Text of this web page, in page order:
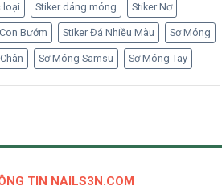
loại Stiker dáng móng Stiker Nơ
Bướm Stiker Đá Nhiều Màu Sơ Móng
Sơ Móng Samsu Sơ Móng Tay
TIN NAILS3N.COM